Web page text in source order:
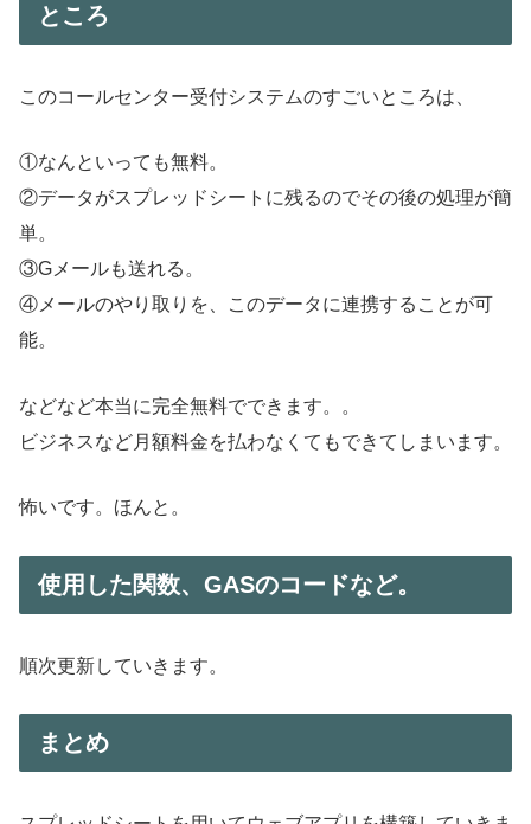
ところ
このコールセンター受付システムのすごいところは、
①なんといっても無料。
②データがスプレッドシートに残るのでその後の処理が簡
単。
③Gメールも送れる。
④メールのやり取りを、このデータに連携することが可
能。
などなど本当に完全無料でできます。。
ビジネスなど月額料金を払わなくてもできてしまいます。
怖いです。ほんと。
使用した関数、GASのコードなど。
順次更新していきます。
まとめ